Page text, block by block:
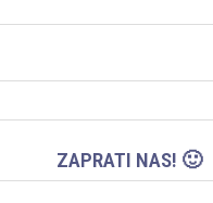
ZAPRATI NAS! 🙂